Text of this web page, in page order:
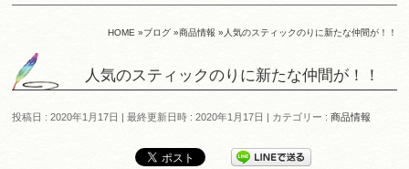
HOME »ブログ»商品情報 » 人気のスティックのりに新たな仲間が！！
人気のスティックのりに新たな仲間が！！
投稿日 : 2020年1月17日 最終更新日時 : 2020年1月17日 カテゴリー :商品情報